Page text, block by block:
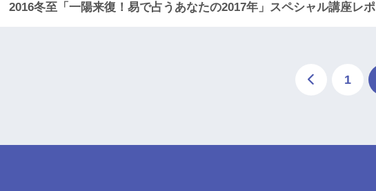
2016冬至「一陽来復！易で占うあなたの2017年」スペシャル講座レポ
1